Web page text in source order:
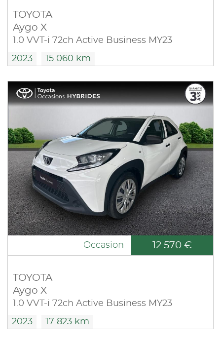
TOYOTA
Aygo X
1.0 VVT-i 72ch Active Business MY23
2023 15 060 km
Occasion 12 570 €
TOYOTA
Aygo X
1.0 VVT-i 72ch Active Business MY23
2023 17 823 km